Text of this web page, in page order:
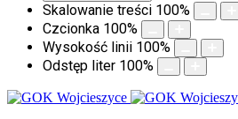
Skalowanie treści 100%
Czcionka 100%
Wysokość linii 100%
Odstęp liter 100%